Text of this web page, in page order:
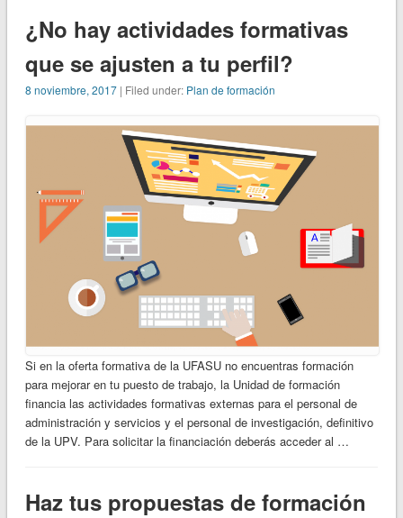
¿No hay actividades formativas
que se ajusten a tu perfil?
8 noviembre, 2017| Filed under: Plan de formación
Si en la oferta formativa de la UFASU no encuentras formación
para mejorar en tu puesto de trabajo, la Unidad de formación
financia las actividades formativas externas para el personal de
administración y servicios y el personal de investigación, definitivo
de la UPV. Para solicitar la financiación deberás acceder al …
Haz tus propuestas de formación